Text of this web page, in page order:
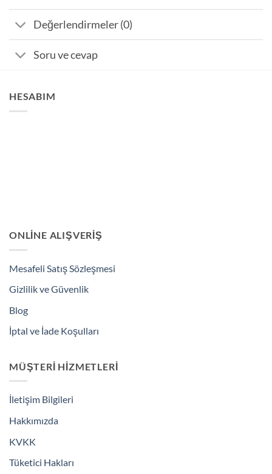
Değerlendirmeler (0)
Soru ve cevap
HESABIM
ONLINE ALIŞVERIŞ
Mesafeli Satış Sözleşmesi
Gizlilik ve Güvenlik
Blog
İptal ve İade Koşulları
MÜŞTERI HIZMETLERI
İletişim Bilgileri
Hakkımızda
KVKK
Tüketici Hakları